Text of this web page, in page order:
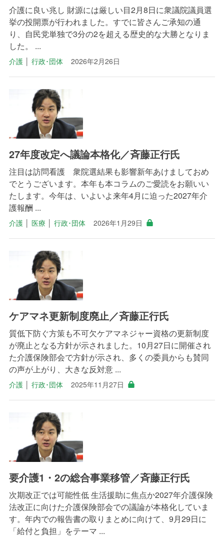
介護に良い兆し 財源には厳しい目2月8日に衆議院議員選
挙の投開票が行われました。すでに皆さんご承知の通
り、自民党単独で3分の2を超える歴史的な大勝となりま
した。 ...
介護│ 行政･団体 2026年2月26日
27年度改定へ議論本格化／斉藤正行氏
注目は訪問看護 衆院選結果も影響新年あけましておめ
でとうございます。本年も本コラムのご愛読をお願いい
たします。今年は、いよいよ来年4月に迫った2027年介
護報酬 ...
介護│ 医療 │ 行政･団体 2026年1月29日
ケアマネ更新制度廃止／斉藤正行氏
質低下防ぐ方策も不可欠ケアマネジャー資格の更新制度
が廃止となる方針が示されました。10月27日に開催され
た介護保険部会で方針が示され、多くの委員からも賛同
の声が上がり、大きな反対意 ...
介護│ 行政･団体 2025年11月27日
要介護1・2の総合事業移管／斉藤正行氏
次期改正では可能性低 生活援助に焦点か2027年介護保険
法改正に向けた介護保険部会での議論が本格化していま
す。年内での報告書の取りまとめに向けて、9月29日に
「給付と負担」をテーマ ...